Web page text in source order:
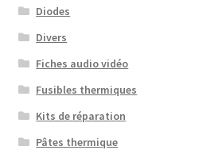
Diodes
Divers
Fiches audio vidéo
Fusibles thermiques
Kits de réparation
Pâtes thermique